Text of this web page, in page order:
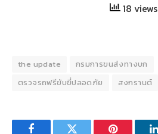
18 views
the update
กรมการขนส่งทางบก
ตรวจรถฟรีขับขี่ปลอดภัย
สงกรานต์